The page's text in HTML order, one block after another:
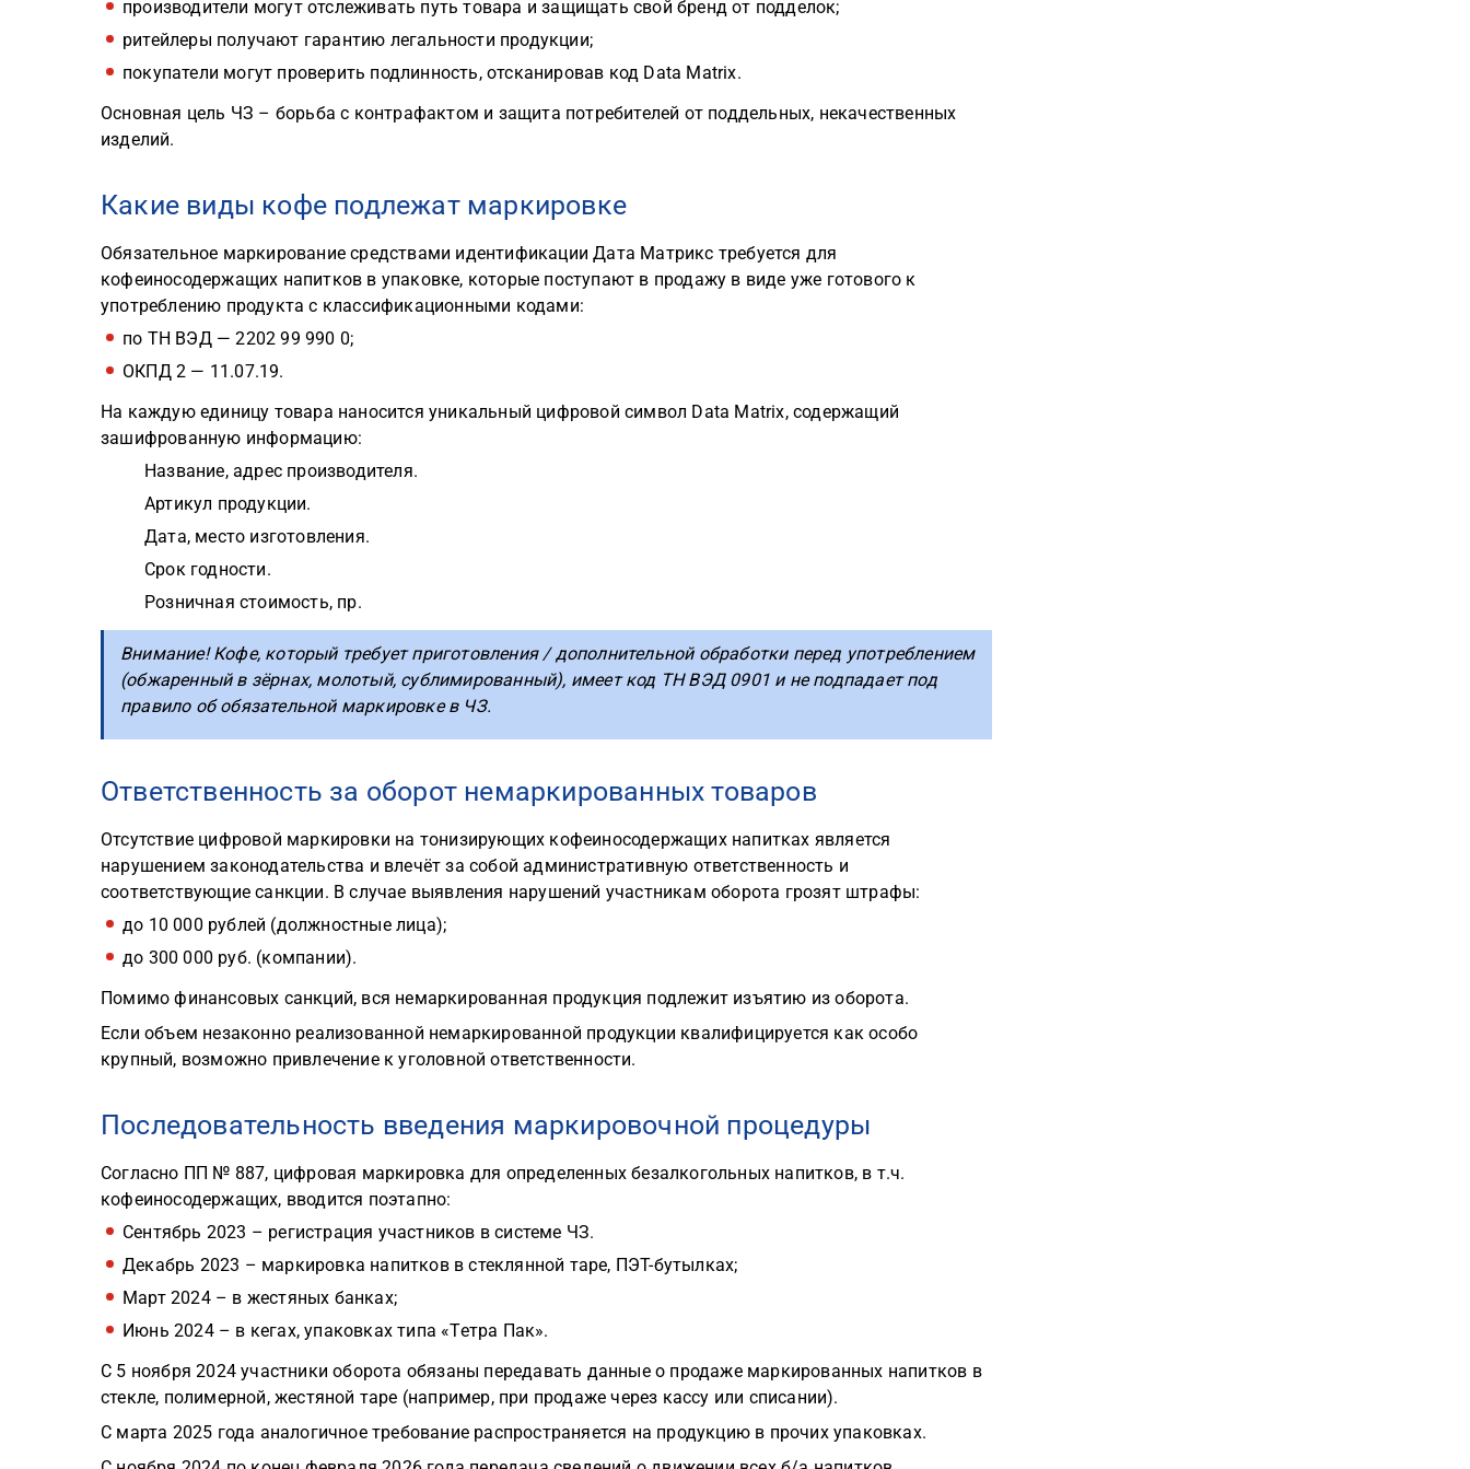
производители могут отслеживать путь товара и защищать свой бренд от подделок;
ритейлеры получают гарантию легальности продукции;
покупатели могут проверить подлинность, отсканировав код Data Matrix.
Основная цель ЧЗ – борьба с контрафактом и защита потребителей от поддельных, некачественных
изделий.
Какие виды кофе подлежат маркировке
Обязательное маркирование средствами идентификации Дата Матрикс требуется для
кофеиносодержащих напитков в упаковке, которые поступают в продажу в виде уже готового к
употреблению продукта с классификационными кодами:
по ТН ВЭД — 2202 99 990 0;
ОКПД 2 — 11.07.19.
На каждую единицу товара наносится уникальный цифровой символ Data Matrix, содержащий
зашифрованную информацию:
Название, адрес производителя.
Артикул продукции.
Дата, место изготовления.
Срок годности.
Розничная стоимость, пр.
Внимание! Кофе, который требует приготовления / дополнительной обработки перед употреблением
(обжаренный в зёрнах, молотый, сублимированный), имеет код ТН ВЭД 0901 и не подпадает под
правило об обязательной маркировке в ЧЗ.
Ответственность за оборот немаркированных товаров
Отсутствие цифровой маркировки на тонизирующих кофеиносодержащих напитках является
нарушением законодательства и влечёт за собой административную ответственность и
соответствующие санкции. В случае выявления нарушений участникам оборота грозят штрафы:
до 10 000 рублей (должностные лица);
до 300 000 руб. (компании).
Помимо финансовых санкций, вся немаркированная продукция подлежит изъятию из оборота.
Если объем незаконно реализованной немаркированной продукции квалифицируется как особо
крупный, возможно привлечение к уголовной ответственности.
Последовательность введения маркировочной процедуры
Согласно ПП № 887, цифровая маркировка для определенных безалкогольных напитков, в т.ч.
кофеиносодержащих, вводится поэтапно:
Сентябрь 2023 – регистрация участников в системе ЧЗ.
Декабрь 2023 – маркировка напитков в стеклянной таре, ПЭТ-бутылках;
Март 2024 – в жестяных банках;
Июнь 2024 – в кегах, упаковках типа «Тетра Пак».
С 5 ноября 2024 участники оборота обязаны передавать данные о продаже маркированных напитков в
стекле, полимерной, жестяной таре (например, при продаже через кассу или списании).
С марта 2025 года аналогичное требование распространяется на продукцию в прочих упаковках.